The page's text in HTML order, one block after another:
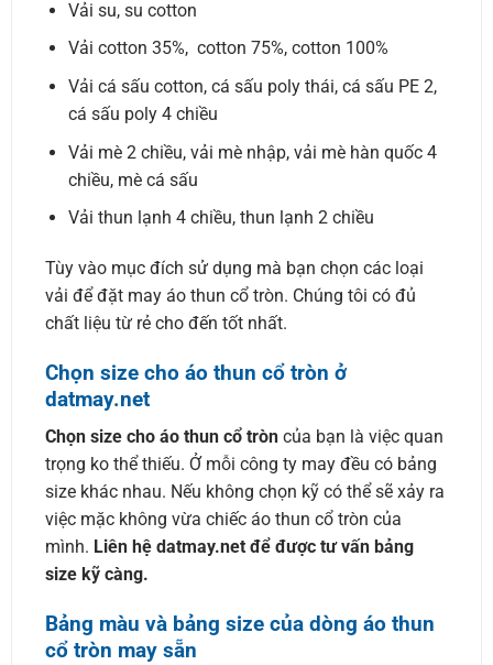
Vải su, su cotton
Vải cotton 35%, cotton 75%, cotton 100%
Vải cá sấu cotton, cá sấu poly thái, cá sấu PE 2,
cá sấu poly 4 chiều
Vải mè 2 chiều, vải mè nhập, vải mè hàn quốc 4
chiều, mè cá sấu
Vải thun lạnh 4 chiều, thun lạnh 2 chiều
Tùy vào mục đích sử dụng mà bạn chọn các loại
vải để đặt may áo thun cổ tròn. Chúng tôi có đủ
chất liệu từ rẻ cho đến tốt nhất.
Chọn size cho áo thun cổ tròn ở
datmay.net
Chọn size cho áo thun cổ tròn của bạn là việc quan
trọng ko thể thiếu. Ở mỗi công ty may đều có bảng
size khác nhau. Nếu không chọn kỹ có thể sẽ xảy ra
việc mặc không vừa chiếc áo thun cổ tròn của
mình. Liên hệ datmay.net để được tư vấn bảng
size kỹ càng.
Bảng màu và bảng size của dòng áo thun
cổ tròn may sẵn